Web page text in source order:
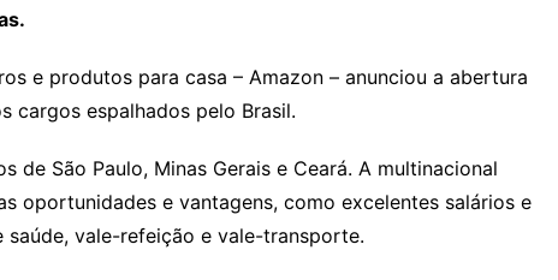
e produtos para casa – Amazon – anunciou a abertura
cargos espalhados pelo Brasil.
de São Paulo, Minas Gerais e Ceará. A multinacional
oportunidades e vantagens, como excelentes salários e
vale-refeição e vale-transporte.